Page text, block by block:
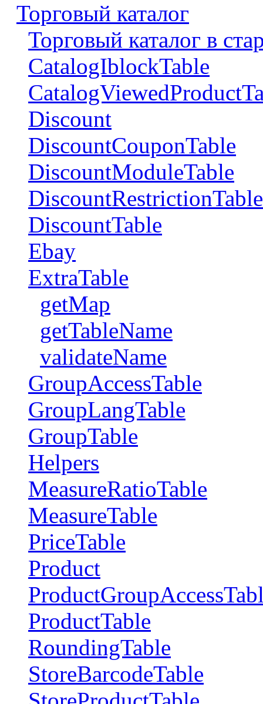
Торговый каталог
Торговый каталог в
CatalogIblockTable
Discount
DiscountCouponTable
DiscountModuleTable
DiscountRestrictionTable
DiscountTable
Ebay
ExtraTable
getMap
getTableName
validateName
GroupAccessTable
GroupLangTable
GroupTable
Helpers
MeasureRatioTable
MeasureTable
PriceTable
Product
ProductTable
RoundingTable
StoreBarcodeTable